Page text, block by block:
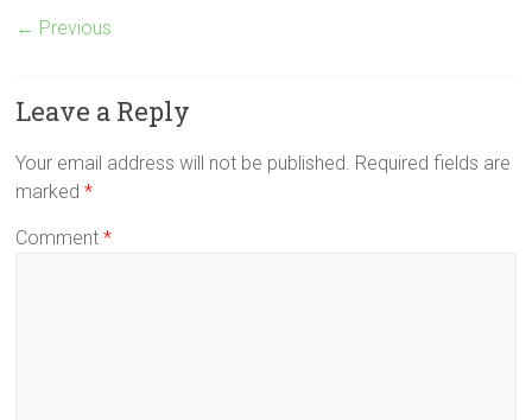
← Previous
Leave a Reply
Your email address will not be published. Required fields are
marked*
Comment*